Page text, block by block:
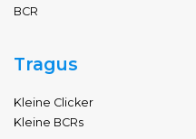
BCR
Tragus
Kleine Clicker
Kleine BCRs